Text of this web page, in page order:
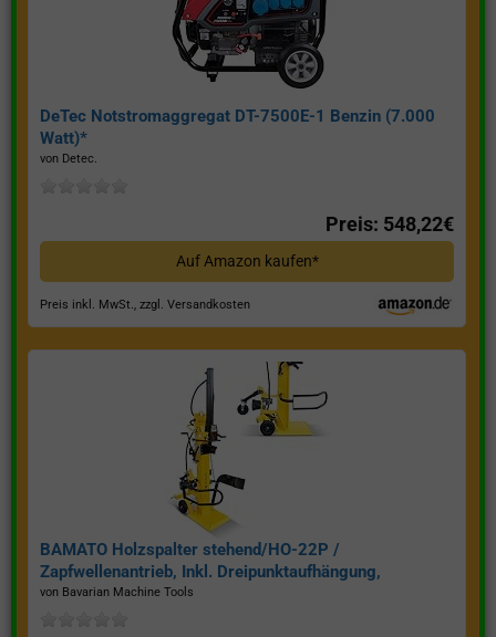
DeTec Notstromaggregat DT-7500E-1 Benzin (7.000
Watt)*
von Detec.
Preis: 548,22€
Auf Amazon kaufen*
Preis inkl. MwSt., zzgl. Versandkosten
BAMATO Holzspalter stehend/HO-22P /
Zapfwellenantrieb, Inkl. Dreipunktaufhängung,
Spaltkraft 22 Tonnen*
von Bavarian Machine Tools